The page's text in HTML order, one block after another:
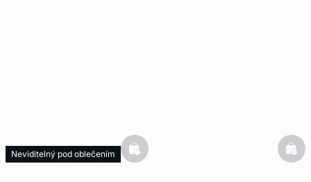
Neviditelný pod oblečením
basketfull